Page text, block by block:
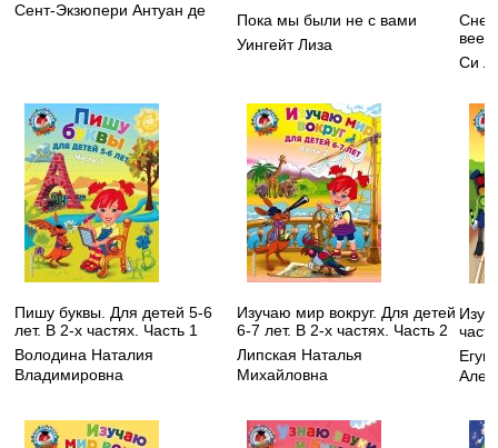
Сент-Экзюпери Антуан де
Пока мы были не с вами
Уингейт Лиза
веер
Си
Пишу буквы. Для детей 5-6
лет. В 2-х частях. Часть 1
Володина Наталия
Владимировна
Изучаю мир вокруг. Для детей
6-7 лет. В 2-х частях. Часть 2
Липская Наталья
Михайловна